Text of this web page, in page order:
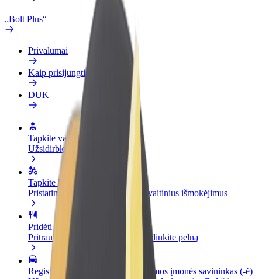
„Bolt Plus“
Privalumai
Kaip prisijungti
DUK
Tapkite vairuotoju (-a)
Užsidirbkite jums patogiu metu
Tapkite kurjeriu (-e)
Pristatinėkite maistą ir gaukite savaitinius išmokėjimus
Pridėti restoraną ar parduotuvę
Pritraukite daugiau klientų ir padidinkite pelną
Registruotis kaip automobilių nuomos įmonės savininkas (-ė)